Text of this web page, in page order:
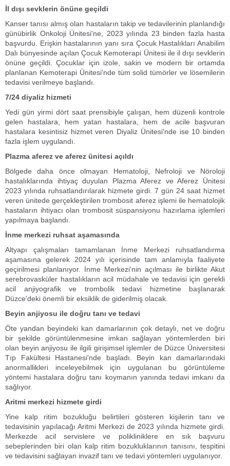
İl dışı sevklerin önüne geçildi
Kanser tanısı almış olan hastaların takip ve tedavilerinin planlandığı
günübirlik Onkoloji Ünitesi'ne, 2023 yılında 23 binden fazla hasta
başvurdu. Erişkin hastalarının yanı sıra Çocuk Hastalıkları Anabilim
Dalı bünyesinde açılan Çocuk Kemoterapi Ünitesi ile il dışı sevklerin
önüne geçildi. Çocuklar için izole, sakin ve modern bir ortamda
planlanan Kemoterapi Ünitesi'nde tüm solid tümörler ve lösemilerin
tedavisi verilmeye başlandı.
7/24 diyaliz hizmeti
Yedi gün yirmi dört saat prensibiyle çalışan, hem düzenli kontrole
gelen hastalara, hem yatan hastalara, hem de acile başvuran
hastalara kesintisiz hizmet veren Diyaliz Ünitesi'nde ise 10 binden
fazla işlem uygulandı.
Plazma aferez ve aferez ünitesi açıldı
Bölgede daha önce olmayan Hematoloji, Nefroloji ve Nöroloji
hastalıklarında ihtiyaç duyulan Plazma Aferez ve Aferez Ünitesi
2023 yılında ruhsatlandırılarak hizmete girdi. 7 gün 24 saat hizmet
veren ünitede gerçekleştirilen trombosit aferez işlemi ile hematolojik
hastaların ihtiyacı olan trombosit süspansiyonu hazırlama işlemleri
yapılmaya başlandı.
İnme merkezi ruhsat aşamasında
Altyapı çalışmaları tamamlanan İnme Merkezi ruhsatlandırma
aşamasına gelerek 2024 yılı içerisinde tam anlamıyla faaliyete
geçirilmesi planlanıyor. İnme Merkezi'nin açılması ile birlikte Akut
serebrovasküler hastalıkların acil müdahale ve tedavisi için gerekli
acil anjiyografik ve trombolik tedavi hizmetine başlanarak
Düzce'deki önemli bir eksiklik de giderilmiş olacak.
Beyin anjiyosu ile doğru tanı ve tedavi
Öte yandan beyindeki kan damarlarının çok detaylı, net ve doğru
bir şekilde görüntülenmesine imkan sağlayan yöntemlerden biri
olan beyin anjiyosu ile ilgili girişimsel işlemler de Düzce Üniversitesi
Tıp Fakültesi Hastanesi'nde başladı. Beyin kan damarlarındaki
anormallikleri inceleyebilmek için uygulanan bu görüntüleme
yöntemi hastalara doğru tanı koymanın yanında tedavi imkanı da
sağlıyor.
Aritmi merkezi hizmete girdi
Yine kalp ritim bozukluğu belirtileri gösteren kişilerin tanı ve
tedavisinin yapılacağı Aritmi Merkezi de 2023 yılında hizmete girdi.
Merkezde acil servislere ve polikliniklere en sık başvuru
sebeplerinden biri olan kalp ritim bozukluklarının tanısını, tespitini
ve tedavisini sağlayan invazif tanı ve tedavi yöntemleri uygulanıyor.